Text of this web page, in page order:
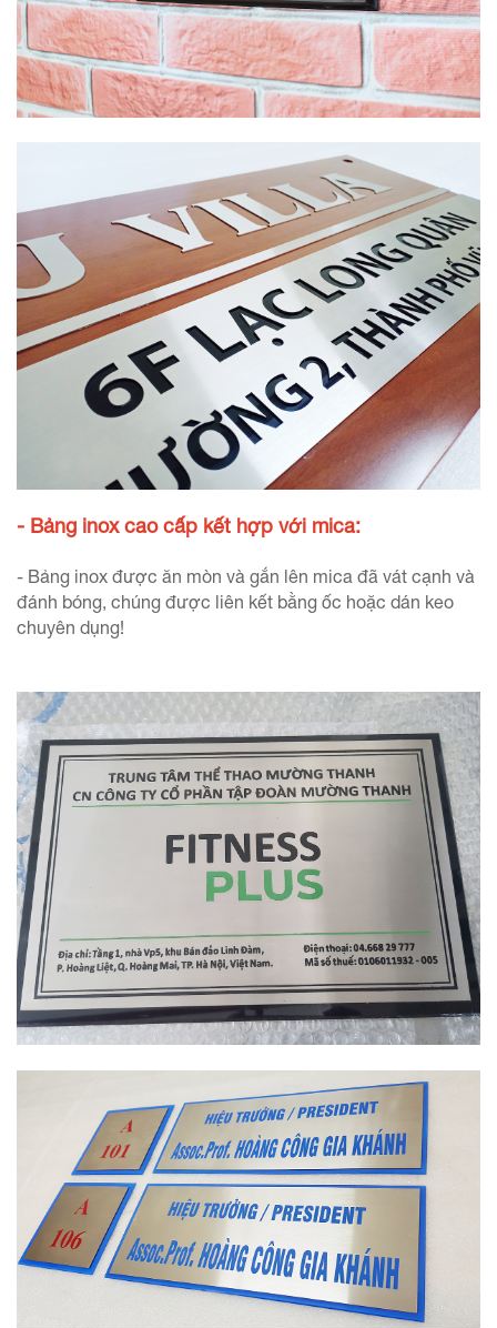
- Bảng inox cao cấp kết hợp với mica:
- Bảng inox được ăn mòn và gắn lên mica đã vát cạnh và
đánh bóng, chúng được liên kết bằng ốc hoặc dán keo
chuyên dụng!